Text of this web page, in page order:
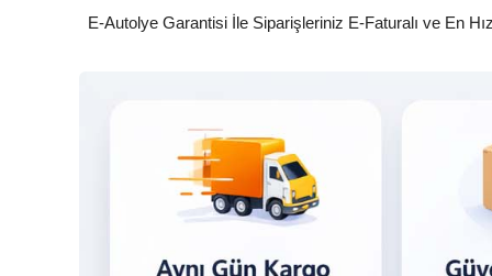
E-Autolye Garantisi İle Siparişleriniz E-Faturalı ve En